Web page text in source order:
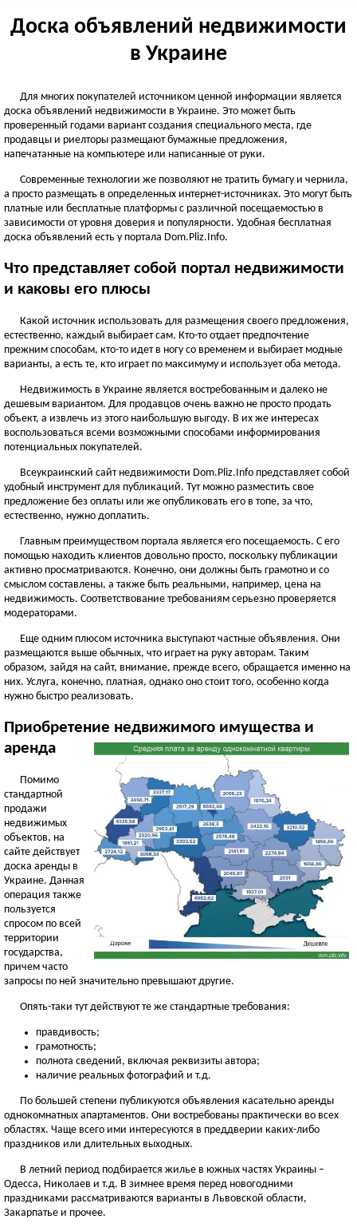
ЧЕРНИГОВСКАЯ ОБЛАСТЬ
Бахмач
Смотреть всё
ЧЕРНОВИЦКАЯ ОБЛАСТЬ
Черновцы
Новоднестровск
Вижница
Смотреть всё
Севастополь
Керчь
Смотреть всё
Доска объявлений недвижимости
в Украине
Для многих покупателей источником ценной информации является
доска объявлений недвижимости в Украине. Это может быть
проверенный годами вариант создания специального места, где
продавцы и риелторы размещают бумажные предложения,
напечатанные на компьютере или написанные от руки.
Современные технологии же позволяют не тратить бумагу и чернила,
а просто размещать в определенных интернет-источниках. Это могут быть
платные или бесплатные платформы с различной посещаемостью в
зависимости от уровня доверия и популярности. Удобная бесплатная
доска объявлений есть у портала Dom.Pliz.Info.
Что представляет собой портал недвижимости
и каковы его плюсы
Какой источник использовать для размещения своего предложения,
естественно, каждый выбирает сам. Кто-то отдает предпочтение
прежним способам, кто-то идет в ногу со временем и выбирает модные
варианты, а есть те, кто играет по максимуму и использует оба метода.
Недвижимость в Украине является востребованным и далеко не
дешевым вариантом. Для продавцов очень важно не просто продать
объект, а извлечь из этого наибольшую выгоду. В их же интересах
воспользоваться всеми возможными способами информирования
потенциальных покупателей.
Всеукраинский сайт недвижимости Dom.Pliz.Info представляет собой
удобный инструмент для публикаций. Тут можно разместить свое
предложение без оплаты или же опубликовать его в топе, за что,
естественно, нужно доплатить.
Главным преимуществом портала является его посещаемость. С его
помощью находить клиентов довольно просто, поскольку публикации
активно просматриваются. Конечно, они должны быть грамотно и со
смыслом составлены, а также быть реальными, например, цена на
недвижимость. Соответствование требованиям серьезно проверяется
модераторами.
Еще одним плюсом источника выступают частные объявления. Они
размещаются выше обычных, что играет на руку авторам. Таким
образом, зайдя на сайт, внимание, прежде всего, обращается именно на
них. Услуга, конечно, платная, однако оно стоит того, особенно когда
нужно быстро реализовать.
Приобретение недвижимого имущества и
аренда
Помимо
стандартной
продажи
недвижимых
объектов, на
сайте действует
доска аренды в
Украине. Данная
операция также
пользуется
спросом по всей
территории
государства,
причем часто
запросы по ней значительно превышают другие.
Опять-таки тут действуют те же стандартные требования:
правдивость;
грамотность;
полнота сведений, включая реквизиты автора;
наличие реальных фотографий и т.д.
По большей степени публикуются объявления касательно аренды
однокомнатных апартаментов. Они востребованы практически во всех
областях. Чаще всего ими интересуются в преддверии каких-либо
праздников или длительных выходных.
В летний период подбирается жилье в южных частях Украины –
Одесса, Николаев и т.д. В зимнее время перед новогодними
праздниками рассматриваются варианты в Львовской области,
Закарпатье и прочее.